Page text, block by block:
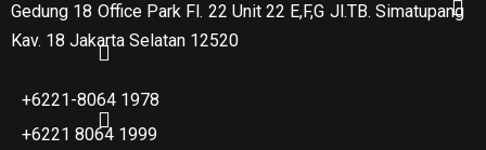
Gedung 18 Office Park Fl. 22 Unit 22 E,F,G Jl.TB. Simatupang
Kav. 18 Jakarta Selatan 12520
+6221-8064 1978
+6221 8064 1999